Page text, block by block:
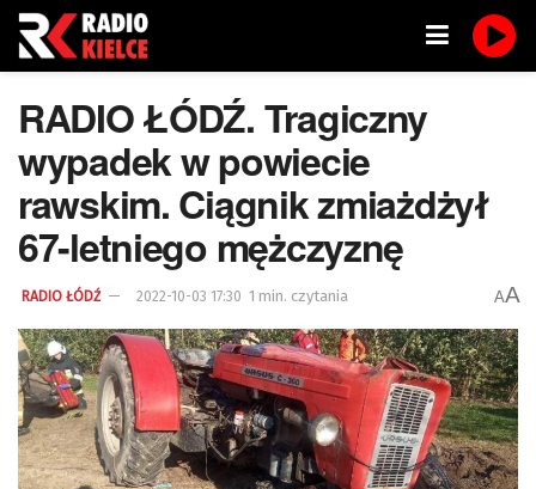
RADIO ŁÓDŹ. Tragiczny
wypadek w powiecie
rawskim. Ciągnik zmiażdżył
67-letniego mężczyznę
RADIO ŁÓDŹ 2022-10-03 17:30 1 min. czytania AA